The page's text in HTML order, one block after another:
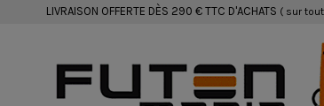
LIVRAISON OFFERTE DÈS 290 € TTC D'ACHATS ( sur